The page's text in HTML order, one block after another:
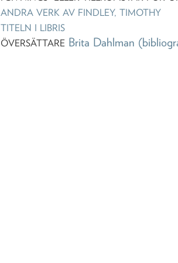
ANDRA VERK AV FINDLEY, TIMOTHY
TITELN I LIBRIS
ÖVERSÄTTARE Brita Dahlman